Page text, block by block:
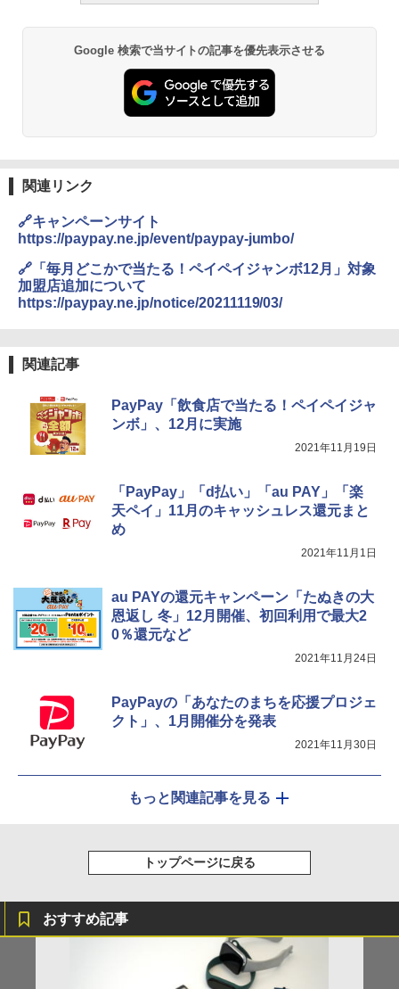
Google 検索で当サイトの記事を優先表示させる
関連リンク
🔗キャンペーンサイト
https://paypay.ne.jp/event/paypay-jumbo/
🔗「毎月どこかで当たる！ペイペイジャンボ12月」対象
加盟店追加について
https://paypay.ne.jp/notice/20211119/03/
関連記事
PayPay「飲食店で当たる！ペイペイジャ
ンボ」、12月に実施
2021年11月19日
「PayPay」「d払い」「au PAY」「楽
天ペイ」11月のキャッシュレス還元まと
め
2021年11月1日
au PAYの還元キャンペーン「たぬきの大
恩返し 冬」12月開催、初回利用で最大2
0％還元など
2021年11月24日
PayPayの「あなたのまちを応援プロジェ
クト」、1月開催分を発表
2021年11月30日
もっと関連記事を見る
トップページに戻る
おすすめ記事